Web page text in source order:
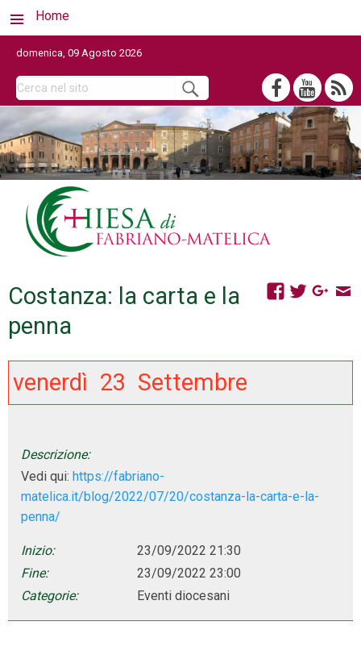
Home
domenica, 09 Agosto 2026
Costanza: la carta e la
penna
venerdì 23 Settembre
Descrizione:
Vedi qui: https://fabriano-
matelica.it/blog/2022/07/20/costanza-la-carta-e-la-
penna/
Inizio:
23/09/2022 21:30
Fine:
23/09/2022 23:00
Categorie:
Eventi diocesani